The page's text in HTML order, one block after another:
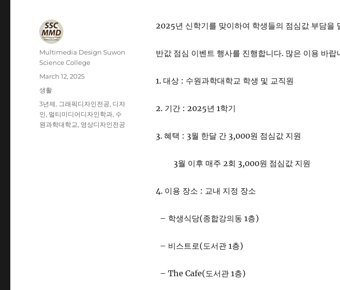
2025년 신학기를 맞이하여 학생들의 점심값 부담을
반값 점심 이벤트 행사를 진행합니다. 많은 이용 바랍
1. 대상 : 수원과학대학교 학생 및 교직원
2. 기간 : 2025년 1학기
3. 혜택 : 3월 한달 간 3,000원 점심값 지원
3월 이후 매주 2회 3,000원 점심값 지원
4. 이용 장소 : 교내 지정 장소
– 학생식당(종합강의동 1층)
– 비스트로(도서관 1층)
– The Cafe(도서관 1층)
Author
Multimedia Design Suwon
Science College
Posted
on
March 12, 2025
Categories
생활
Tags
3년제, 그래픽디자인전공, 디자
인, 멀티미디어디자인학과, 수
원과학대학교, 영상디자인전공